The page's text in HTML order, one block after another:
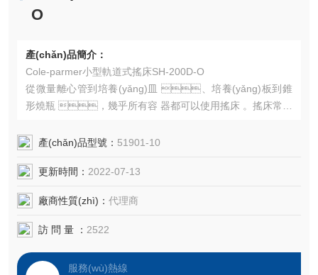
O
產(chǎn)品簡介：
Cole-parmer小型軌道式搖床SH-200D-O
從微量離心管到培養(yǎng)皿 、培養(yǎng)板到錐
形燒瓶 ，幾乎所有容 器都可以使用搖床 。搖床常見
ù)軌道式運動 ，此外還有模擬手搖晃燒瓶產(chǎn)生的
產(chǎn)品型號： 51901-10
更新時間： 2022-07-13
廠商性質(zhì)： 代理商
訪 問 量 ： 2522
服務(wù)熱線